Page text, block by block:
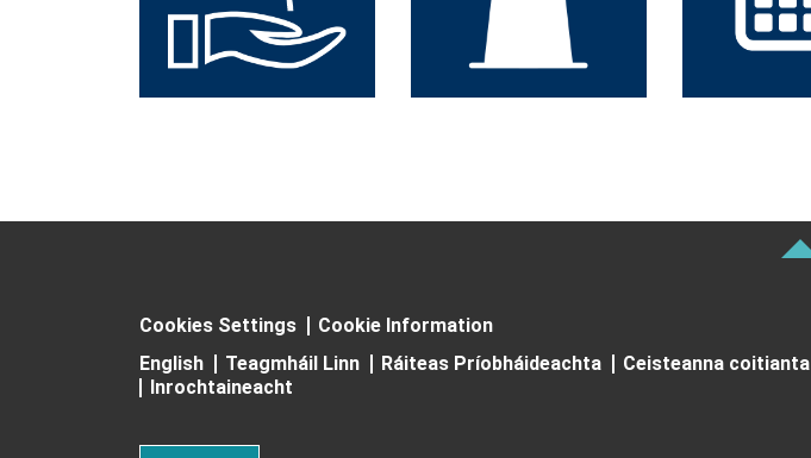
Cookies Settings
Cookie Information
English
Teagmháil Linn Ráiteas Príobháideachta Ceisteanna coitianta
Inrochtaineacht